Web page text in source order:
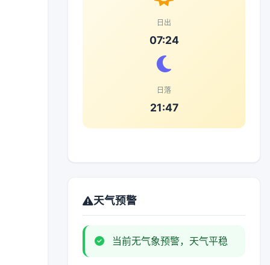
日出
07:24
日落
21:47
天气预警
当前无气象预警，天气平稳